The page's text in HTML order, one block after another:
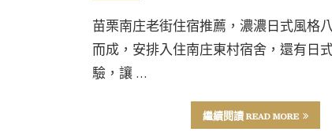
苗栗南庄老街住宿推薦，濃濃日式風格
而成，安排入住南庄東村宿舍，還有日
驗，讓 …
繼續閱讀 READ MORE